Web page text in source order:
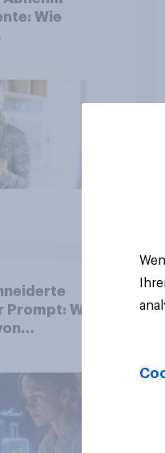
Wie
Prompt: Was
bereits